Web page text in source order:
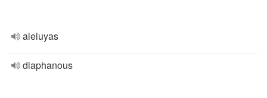
aleluyas
diaphanous